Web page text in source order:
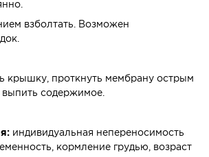
взболтать. Возможен
крышку, проткнуть мембрану острым
содержимое.
индивидуальная непереносимость
кормление грудью, возраст